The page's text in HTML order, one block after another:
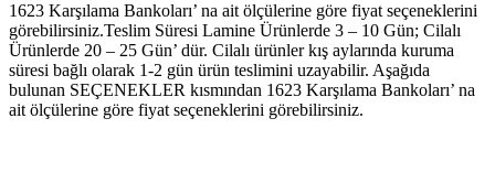
74,634.99 ₺
-
117,283.56 ₺
1623 Karşılama Bankoları’ na ait ölçülerine göre fiyat seçeneklerini
görebilirsiniz.Teslim Süresi Lamine Ürünlerde 3 – 10 Gün; Cilalı
Ürünlerde 20 – 25 Gün’ dür. Cilalı ürünler kış aylarında kuruma
süresi bağlı olarak 1-2 gün ürün teslimini uzayabilir. Aşağıda
bulunan SEÇENEKLER kısmından 1623 Karşılama Bankoları’ na
ait ölçülerine göre fiyat seçeneklerini görebilirsiniz.